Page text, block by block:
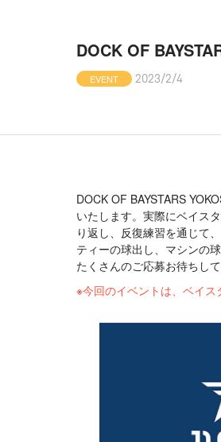
DOCK OF
EVENT 2023/2/4
DOCK OF BAYSTARS
いたします。実際にベイス
り返し、反復練習を通じて
ティーの球出し、マシンの
たくさんのご応募お待ちし
今回のイベントは、ベイス